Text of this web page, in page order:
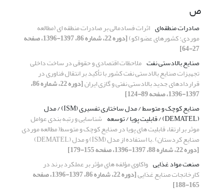
ص
صادرات منطقه‌ای اثرات فسادمالی بر صادرات منطقه ای (مطالعه
موردی: کشورهای عضو اکو) [دوره 22، شماره 86، 1397-1396، صفحه
27-64]
صنایع بالادستی نفت ملاحظات اقتصادی و حقوقی در ساخت داخلی
تجهیزات صنایع بالادستی نفت کشور با تأکید بر انتقال فناوری در
قراردادهای جدید بالادستی نفتی و گازی ایران [دوره 22، شماره 86،
1397-1396، صفحه 89-124]
صنایع کوچک و متوسط / مدل ساختاری تفسیری (ISM) / مدل
(DEMATEL) / قابلیت پویا / توسعه شناسایی و رتبه بندی عوامل
موثر بر ارتقاء قابلیت های پویا در صنایع کوچک و متوسط( مطالعه موردی
صنایع کردستان) .با استفاده از مدل (ISM) و مدل (DEMATEL)
[دوره 22، شماره 88، 1397-1396، صفحه 155-179]
صنعت مواد غذایی واکاوی مؤلفه های مؤثر بر عملکرد برند در
کارخانجات صنایع غذایی [دوره 22، شماره 86، 1397-1396، صفحه
165-188]